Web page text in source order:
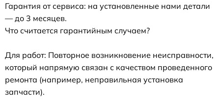
Гарантия от сервиса: на установленные нами детали
— до 3 месяцев.
Что считается гарантийным случаем?
Для работ: Повторное возникновение неисправности,
который напрямую связан с качеством проведенного
ремонта (например, неправильная установка
запчасти).